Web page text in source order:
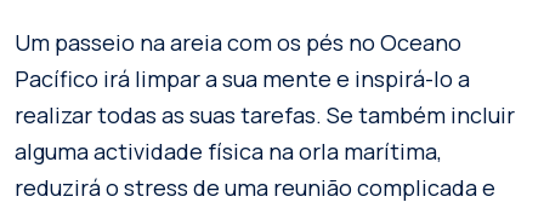
Um passeio na areia com os pés no Oceano
Pacífico irá limpar a sua mente e inspirá-lo a
realizar todas as suas tarefas. Se também incluir
alguma actividade física na orla marítima,
reduzirá o stress de uma reunião complicada e